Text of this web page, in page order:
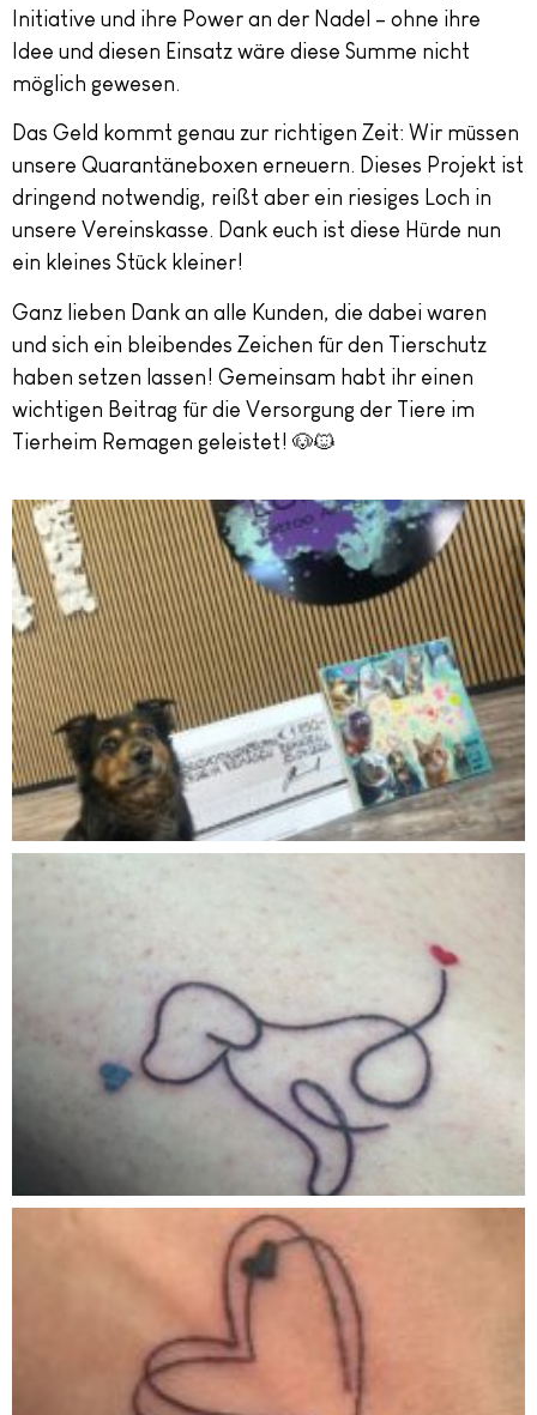
Initiative und ihre Power an der Nadel – ohne ihre
Idee und diesen Einsatz wäre diese Summe nicht
möglich gewesen.
Das Geld kommt genau zur richtigen Zeit: Wir müssen
unsere Quarantäneboxen erneuern. Dieses Projekt ist
dringend notwendig, reißt aber ein riesiges Loch in
unsere Vereinskasse. Dank euch ist diese Hürde nun
ein kleines Stück kleiner!
Ganz lieben Dank an alle Kunden, die dabei waren
und sich ein bleibendes Zeichen für den Tierschutz
haben setzen lassen! Gemeinsam habt ihr einen
wichtigen Beitrag für die Versorgung der Tiere im
Tierheim Remagen geleistet! 🐶🐱